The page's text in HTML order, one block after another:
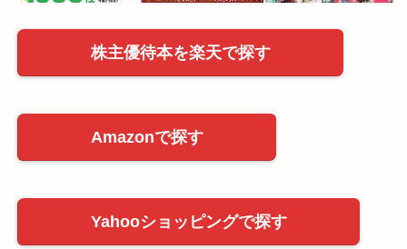
株主優待本を楽天で探す
Amazonで探す
Yahooショッピングで探す